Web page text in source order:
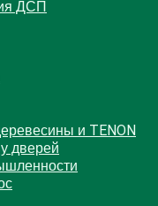
ДСП
и TENON
дверей